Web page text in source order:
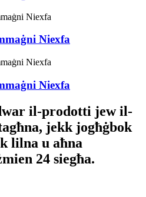
Niexfa
Niexfa
il-prodotti jew il-
jekk jogħġbok
lilna u aħna
24 siegħa.